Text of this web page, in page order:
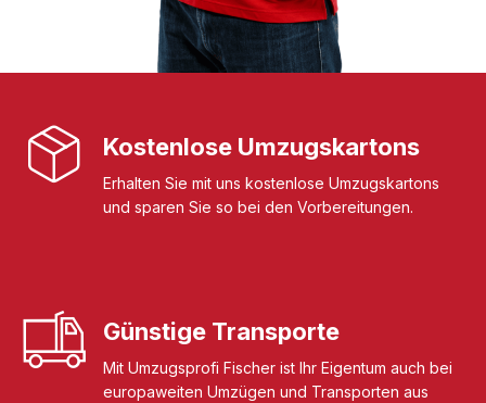
Kostenlose Umzugskartons
Erhalten Sie mit uns kostenlose Umzugskartons
und sparen Sie so bei den Vorbereitungen.
Günstige Transporte
Mit Umzugsprofi Fischer ist Ihr Eigentum auch bei
europaweiten Umzügen und Transporten aus